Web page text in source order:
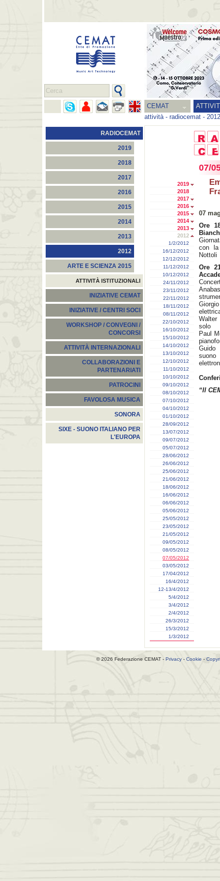
CEMAT
attività- radiocemat - 2012
RADIOCEMAT
2019
2018
2017
2016
2015
2014
2013
2012
ARTE E SCIENZA 2015
ATTIVITÀ ISTITUZIONALI
INIZIATIVE CEMAT
INIZIATIVE / CENTRI SOCI
WORKSHOP / CONVEGNI /
CONCORSI
ATTIVITÀ INTERNAZIONALI
COLLABORAZIONI E
PARTENARIATI
PATROCINI
FAVOLOSA MUSICA
SONORA
SIXE - SUONO ITALIANO PER
L'EUROPA
2019
2018
2017
2016
2015
2014
2013
2012
1/2/2012
16/12/2012
12/12/2012
11/12/2012
10/12/2012
24/11/2012
23/11/2012
22/11/2012
18/11/2012
08/11/2012
22/10/2012
16/10/2012
15/10/2012
14/10/2012
13/10/2012
12/10/2012
11/10/2012
10/10/2012
09/10/2012
08/10/2012
07/10/2012
04/10/2012
01/10/2012
28/09/2012
13/07/2012
09/07/2012
05/07/2012
28/06/2012
26/06/2012
25/06/2012
21/06/2012
18/06/2012
16/06/2012
06/06/2012
05/06/2012
25/05/2012
23/05/2012
21/05/2012
09/05/2012
08/05/2012
07/05/2012
03/05/2012
17/04/2012
16/4/2012
12-13/4/2012
5/4/2012
3/4/2012
2/4/2012
26/3/2012
15/3/2012
1/3/2012
07/
07
Ore
con la
Nottoli
Ore
solo
Paul
Guido
“Il
© 2026 Federazione CEMAT - Privacy- Cookie -